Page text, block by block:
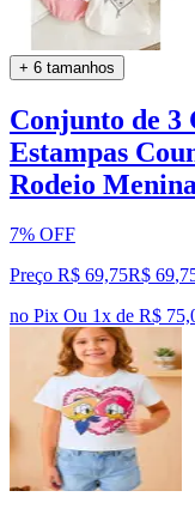
+ 6 tamanhos
Conjunto de 3
Estampas
Rodeio
7% OFF
Preço R$ 69,75R$ 69,
no Pix Ou 1x de R$